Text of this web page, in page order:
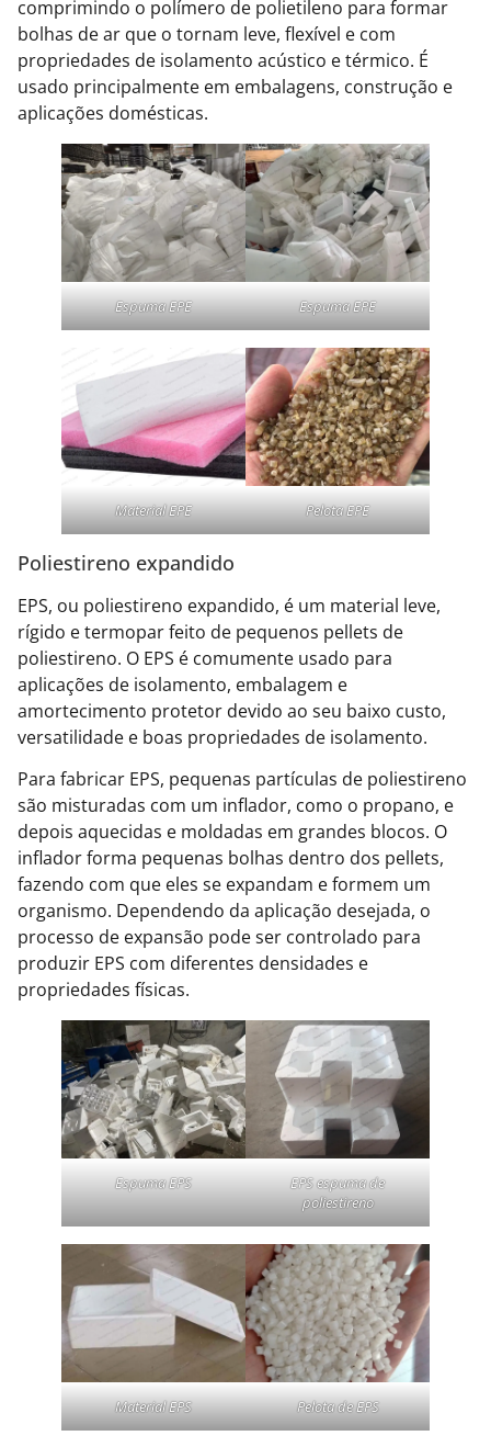
comprimindo o polímero de polietileno para formar
bolhas de ar que o tornam leve, flexível e com
propriedades de isolamento acústico e térmico. É
usado principalmente em embalagens, construção e
aplicações domésticas.
Espuma EPE Espuma EPE
Material EPE Pelota EPE
Poliestireno expandido
EPS, ou poliestireno expandido, é um material leve,
rígido e termopar feito de pequenos pellets de
poliestireno. O EPS é comumente usado para
aplicações de isolamento, embalagem e
amortecimento protetor devido ao seu baixo custo,
versatilidade e boas propriedades de isolamento.
Para fabricar EPS, pequenas partículas de poliestireno
são misturadas com um inflador, como o propano, e
depois aquecidas e moldadas em grandes blocos. O
inflador forma pequenas bolhas dentro dos pellets,
fazendo com que eles se expandam e formem um
organismo. Dependendo da aplicação desejada, o
processo de expansão pode ser controlado para
produzir EPS com diferentes densidades e
propriedades físicas.
Espuma EPS
EPS espuma de
poliestireno
Material EPS Pelota de EPS